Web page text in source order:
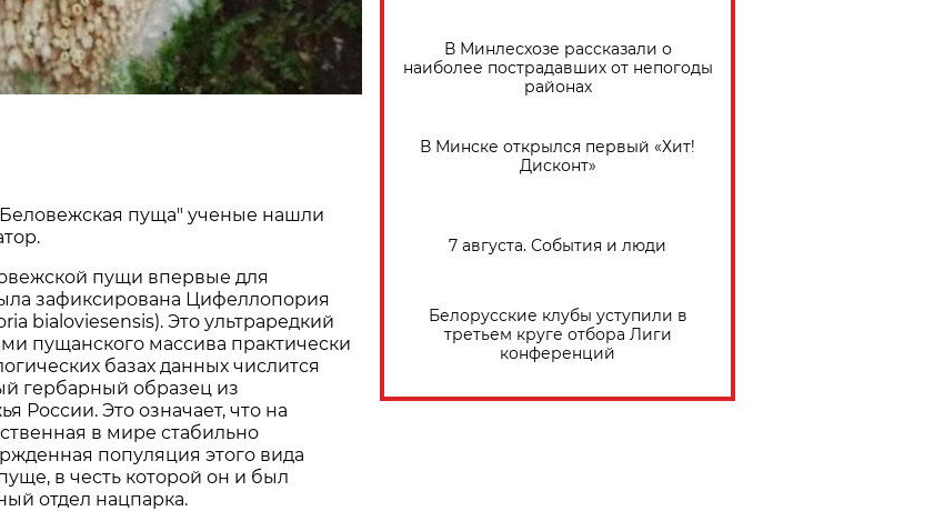
пуща" ученые нашли
пущи впервые для
зафиксирована Цифеллопория
bialoviesensis). Это ультраредкий
пущанского массива практически
базах данных числится
гербарный образец из
России. Это означает, что на
в мире стабильно
популяция этого вида
в честь которой он и был
отдел нацпарка.
В Минлесхозе рассказали о
наиболее пострадавших от непогоды
районах
В Минске открылся первый «Хит!
Дисконт»
7 августа. События и люди
Белорусские клубы уступили в
третьем круге отбора Лиги
конференций